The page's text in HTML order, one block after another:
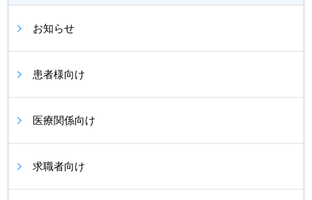
お知らせ
患者様向け
医療関係向け
求職者向け